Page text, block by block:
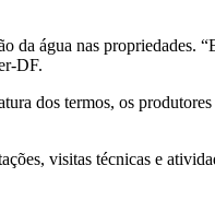
da água nas propriedades.
DF.
dos termos, os
visitas técnicas e